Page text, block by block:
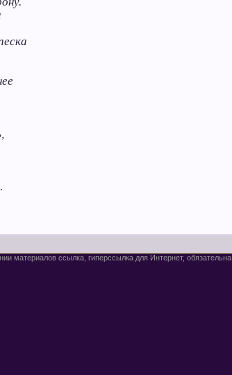
материалов ссылка, гиперссылка для Интернет, обязательна.